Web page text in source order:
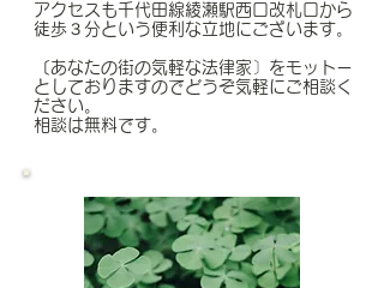
アクセスも千代田線綾瀬駅西口改札口から
徒歩３分という便利な立地にございます。
〔あなたの街の気軽な法律家〕をモットー
としておりますのでどうぞ気軽にご相談く
ださい。
相談は無料です。